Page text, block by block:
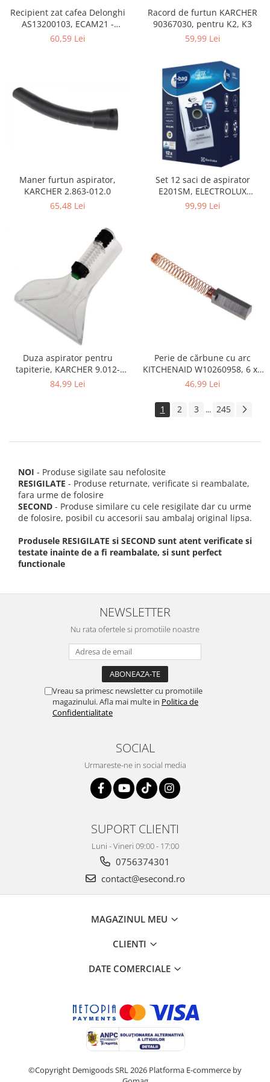
Playere, Boxe & Casti
Telescoape & Optica
Ambalaje cadouri
Cadouri
Curatenie si intretinere
Recipient zat cafea Delonghi
AS13200103, ECAM21 -
ECAM25
60,59 Lei
Racord de furtun KARCHER
90367030, pentru K2, K3
59,99 Lei
Maner furtun aspirator,
KARCHER 2.863-012.0
65,48 Lei
Set 12 saci de aspirator
E201SM, ELECTROLUX
9001684811, CLASSIC LONG
99,99 Lei
Duza aspirator pentru
tapiterie, KARCHER 9.012-
278.0, SE4001, SE4002, SE5100
84,99 Lei
Perie de cărbune cu arc
KITCHENAID W10260958, 6 x6
x 19 mm, pentru 5KSM15
46,99 Lei
1 2 3 ... 245
NOI - Produse sigilate sau nefolosite
RESIGILATE - Produse returnate, verificate si reambalate,
fara urme de folosire
SECOND - Produse similare cu cele resigilate dar cu urme
de folosire, posibil cu accesorii sau ambalaj original lipsa.
Produsele RESIGILATE si SECOND sunt atent verificate si
testate inainte de a fi reambalate, si sunt perfect
functionale
NEWSLETTER
Nu rata ofertele si promotiile noastre
Vreau sa primesc newsletter cu promotiile
magazinului. Afla mai multe in Politica de
Confidentialitate
SOCIAL
Urmareste-ne in social media
SUPORT CLIENTI
Luni - Vineri 09:00 - 17:00
0756374301
contact@esecond.ro
MAGAZINUL MEU
CLIENTI
DATE COMERCIALE
©Copyright Demigoods SRL 2026 Platforma E-commerce by